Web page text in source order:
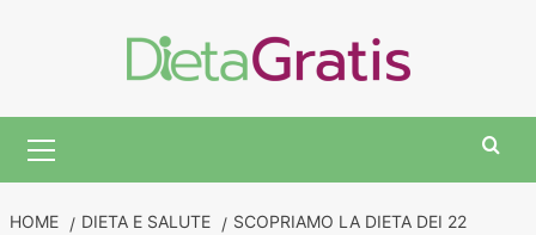
Menu
HOME DIETA E SALUTE
SCOPRIAMO LA DIETA DEI 22